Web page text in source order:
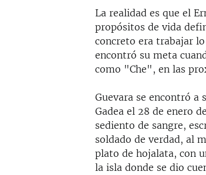
La realidad es que el
propósitos de vida
concreto era trabajar
encontró su meta
como "Che", en las
Guevara se encontró
Gadea el 28 de enero
sediento de sangre,
soldado de verdad, al
plato de hojalata, con
la isla donde se dio